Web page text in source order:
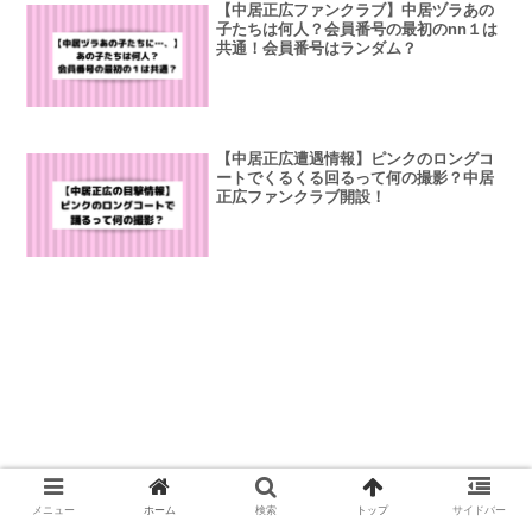
【中居正広ファンクラブ】中居ヅラあの
子たちは何人？会員番号の最初のnn１は
共通！会員番号はランダム？
【中居正広遭遇情報】ピンクのロングコ
ートでくるくる回るって何の撮影？中居
正広ファンクラブ開設！
メニュー ホーム 検索 トップ サイドバー